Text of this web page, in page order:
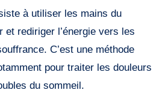
à utiliser les mains du
et rediriger l’énergie vers les
C’est une méthode
pour traiter les douleurs
du sommeil.